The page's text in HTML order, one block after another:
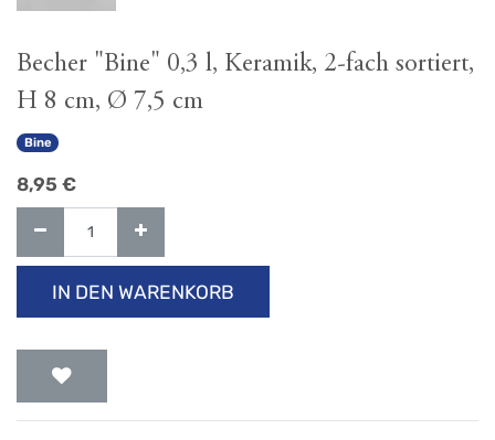
Becher "Bine" 0,3 l, Keramik, 2-fach sortiert,
H 8 cm, Ø 7,5 cm
Bine
8,95 €
IN DEN WARENKORB